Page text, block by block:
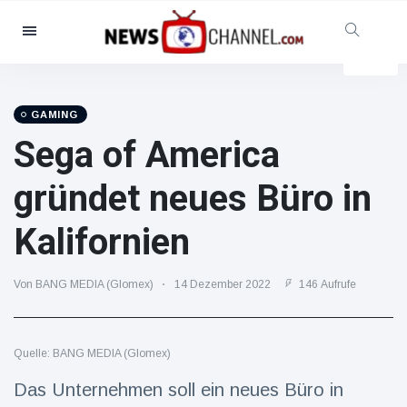
Kategorien
Soziales & Spaß
Kino und TV
(12454)
Sport
Promis
(39366)
Mode & Schönheit
(2776)
Essen und Trinken
Lifestyle
(30318)
Gesundheit & Fitness
GAMING
Sega of America
gründet neues Büro in
Kalifornien
Von BANG MEDIA (Glomex) 14 Dezember 2022 146 Aufrufe
Quelle: BANG MEDIA (Glomex)
Das Unternehmen soll ein neues Büro in